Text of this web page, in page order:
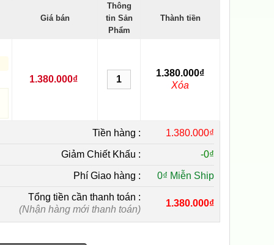
Giá bán
Thông
tin Sản
Phẩm
Thành tiền
1.380.000₫
1.380.000₫
Xóa
Tiền hàng : 1.380.000₫
Giảm Chiết Khấu : -0₫
Phí Giao hàng : 0₫ Miễn Ship
Tổng tiền cần thanh toán :
(Nhận hàng mới thanh toán)
1.380.000₫